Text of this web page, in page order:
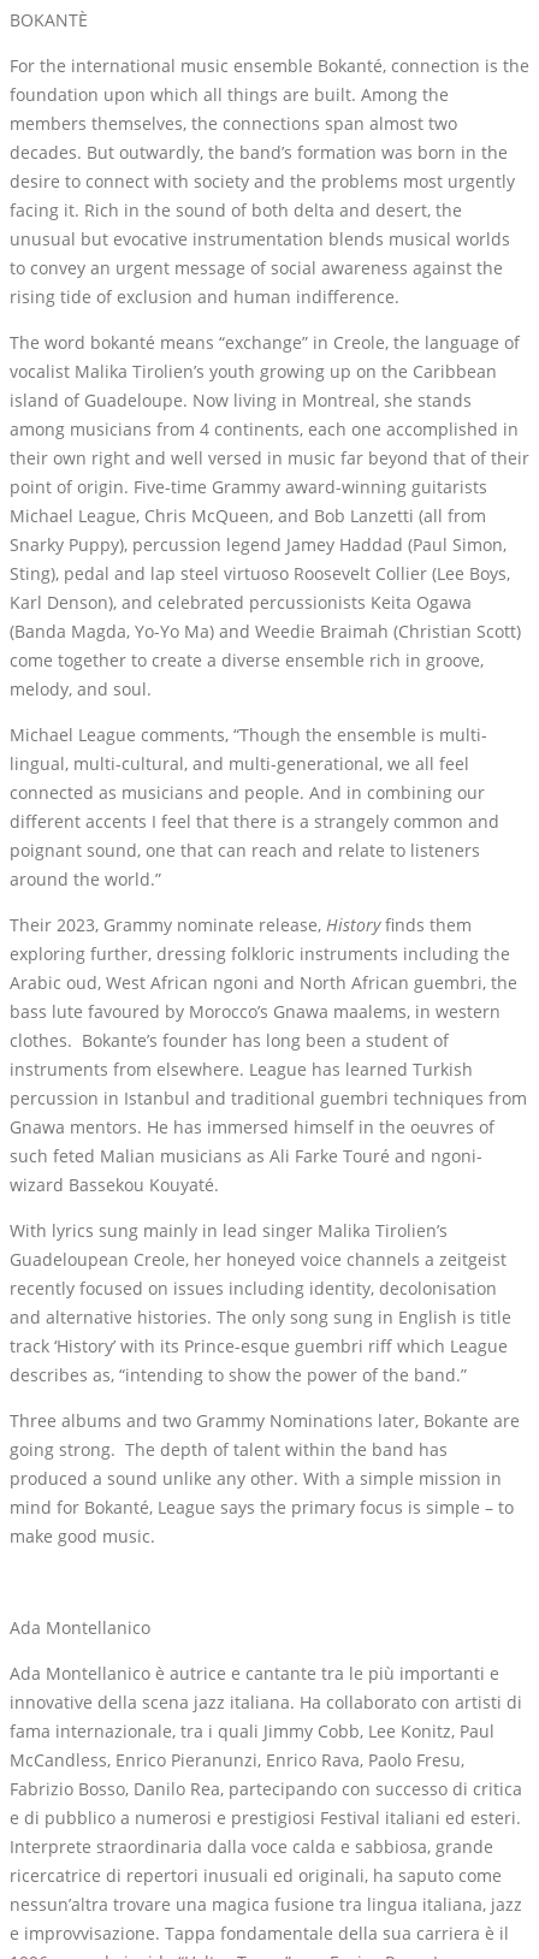
Link
BOKANTÈ
For the international music ensemble Bokanté, connection is the
foundation upon which all things are built. Among the
members themselves, the connections span almost two
decades. But outwardly, the band’s formation was born in the
desire to connect with society and the problems most urgently
facing it. Rich in the sound of both delta and desert, the
unusual but evocative instrumentation blends musical worlds
to convey an urgent message of social awareness against the
rising tide of exclusion and human indifference.
The word bokanté means “exchange” in Creole, the language of
vocalist Malika Tirolien’s youth growing up on the Caribbean
island of Guadeloupe. Now living in Montreal, she stands
among musicians from 4 continents, each one accomplished in
their own right and well versed in music far beyond that of their
point of origin. Five-time Grammy award-winning guitarists
Michael League, Chris McQueen, and Bob Lanzetti (all from
Snarky Puppy), percussion legend Jamey Haddad (Paul Simon,
Sting), pedal and lap steel virtuoso Roosevelt Collier (Lee Boys,
Karl Denson), and celebrated percussionists Keita Ogawa
(Banda Magda, Yo-Yo Ma) and Weedie Braimah (Christian Scott)
come together to create a diverse ensemble rich in groove,
melody, and soul.
Michael League comments, “Though the ensemble is multi-
lingual, multi-cultural, and multi-generational, we all feel
connected as musicians and people. And in combining our
different accents I feel that there is a strangely common and
poignant sound, one that can reach and relate to listeners
around the world.”
Their 2023, Grammy nominate release, Historyfinds them
exploring further, dressing folkloric instruments including the
Arabic oud, West African ngoni and North African guembri, the
bass lute favoured by Morocco’s Gnawa maalems, in western
clothes. Bokante’s founder has long been a student of
instruments from elsewhere. League has learned Turkish
percussion in Istanbul and traditional guembri techniques from
Gnawa mentors. He has immersed himself in the oeuvres of
such feted Malian musicians as Ali Farke Touré and ngoni-
wizard Bassekou Kouyaté.
With lyrics sung mainly in lead singer Malika Tirolien’s
Guadeloupean Creole, her honeyed voice channels a zeitgeist
recently focused on issues including identity, decolonisation
and alternative histories. The only song sung in English is title
track ‘History’ with its Prince-esque guembri riff which League
describes as, “intending to show the power of the band.”
Three albums and two Grammy Nominations later, Bokante are
going strong. The depth of talent within the band has
produced a sound unlike any other. With a simple mission in
mind for Bokanté, League says the primary focus is simple – to
make good music.
Ada Montellanico
Ada Montellanico è autrice e cantante tra le più importanti e
innovative della scena jazz italiana. Ha collaborato con artisti di
fama internazionale, tra i quali Jimmy Cobb, Lee Konitz, Paul
McCandless, Enrico Pieranunzi, Enrico Rava, Paolo Fresu,
Fabrizio Bosso, Danilo Rea, partecipando con successo di critica
e di pubblico a numerosi e prestigiosi Festival italiani ed esteri.
Interprete straordinaria dalla voce calda e sabbiosa, grande
ricercatrice di repertori inusuali ed originali, ha saputo come
nessun’altra trovare una magica fusione tra lingua italiana, jazz
e improvvisazione. Tappa fondamentale della sua carriera è il